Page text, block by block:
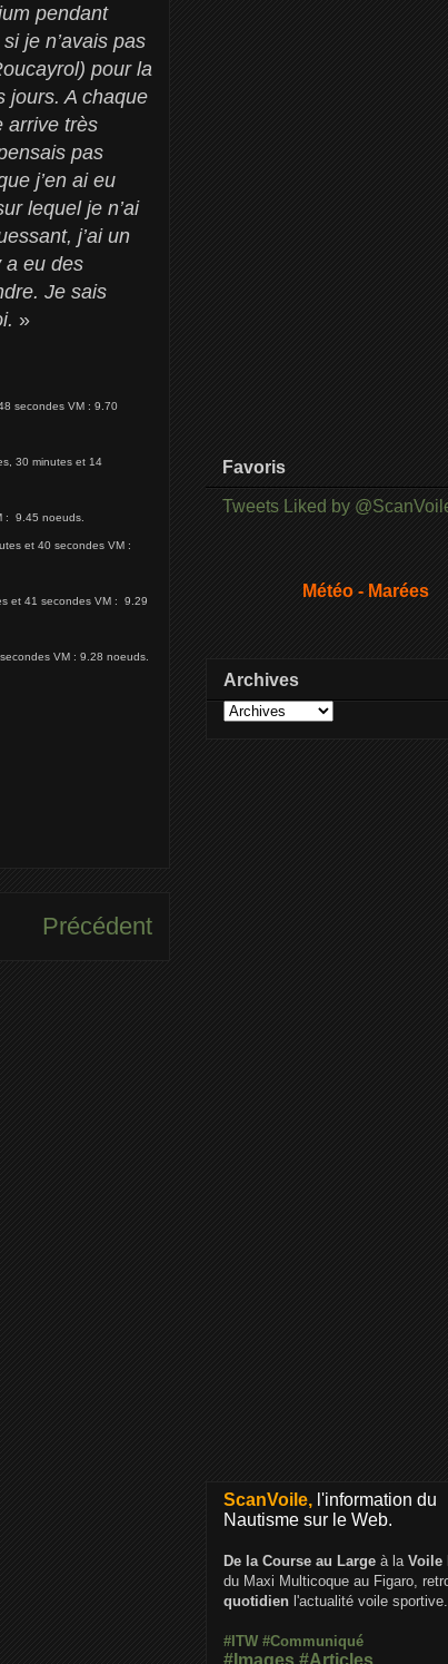
pendant
je n’avais pas
pour la
jours. A chaque
arrive très
pas
j’en ai eu
lequel je n’ai
j’ai un
a eu des
Je sais
»
secondes VM : 9.70
30 minutes et 14
: 9.45 noeuds.
et 40 secondes VM :
et 41 secondes VM : 9.29
VM : 9.28 noeuds.
Précédent
Favoris
Tweets Liked by
Météo - Marées
Archives
ScanVoile, l'information du
Nautisme sur le Web.
De la Course au Large à la Voile
du Maxi Multicoque au Figaro,
quotidien l'actualité voile sportive.
#ITW #Communiqué
#Images #Articles